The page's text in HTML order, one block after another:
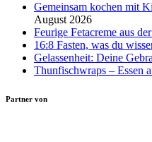
Gemeinsam kochen mit
August 2026
Feurige Fetacreme aus
16:8 Fasten, was du
Gelassenheit: Deine
Thunfischwraps – Essen
Partner von